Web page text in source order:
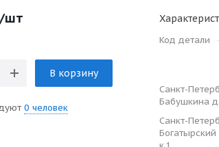
/шт
В корзину
0 человек
Код детали
Санкт-
Бабушкина
Санкт-